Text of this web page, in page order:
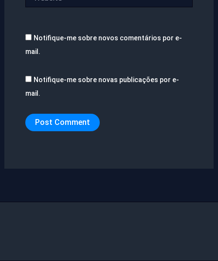
Notifique-me sobre novos comentários por e-
mail.
Notifique-me sobre novas publicações por e-
mail.